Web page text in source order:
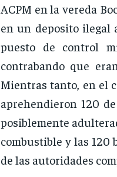
ACPM en la vereda
en un deposito ilegal
puesto de control
contrabando que
Mientras tanto, en el
aprehendieron 120
posiblemente
combustible y las 120
de las autoridades